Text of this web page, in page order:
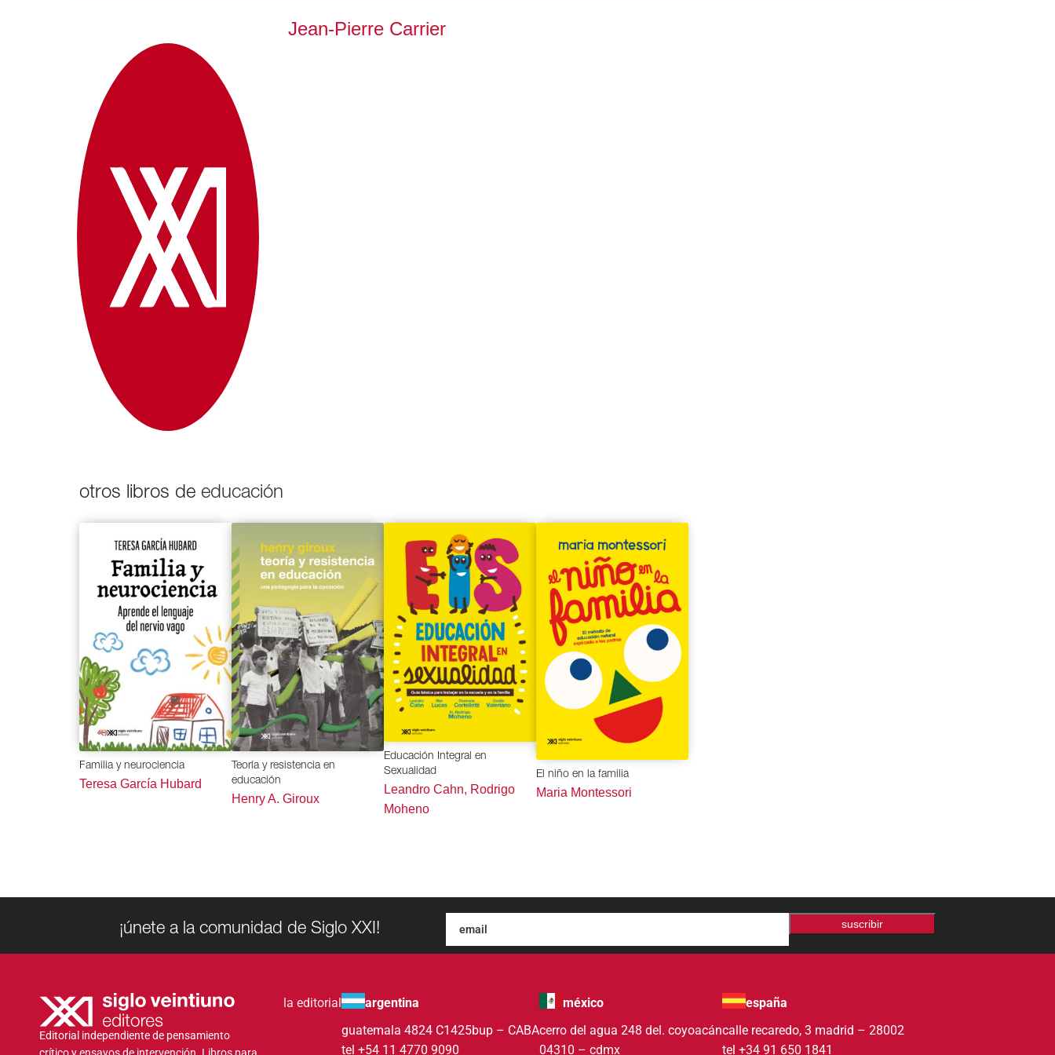
Jean-Pierre Carrier
otros libros deeducación
Familia y neurociencia
Teresa García Hubard
Teoría y resistencia en
educación
Henry A. Giroux
Educación Integral en
Sexualidad
Leandro Cahn, Rodrigo
Moheno
El niño en la familia
Maria Montessori
¡únete a la comunidad de Siglo XXI! suscribir
Editorial independiente de pensamiento
crítico y ensayos de intervención. Libros para
la editorial
argentina
guatemala 4824 C1425bup – CABA
tel +54 11 4770 9090
méxico
cerro del agua 248 del. coyoacán
04310 – cdmx
españa
calle recaredo, 3 madrid – 28002
tel +34 91 650 1841